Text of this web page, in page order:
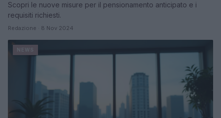
Scopri le nuove misure per il pensionamento anticipato e i
requisiti richiesti.
Redazione · 8 Nov 2024